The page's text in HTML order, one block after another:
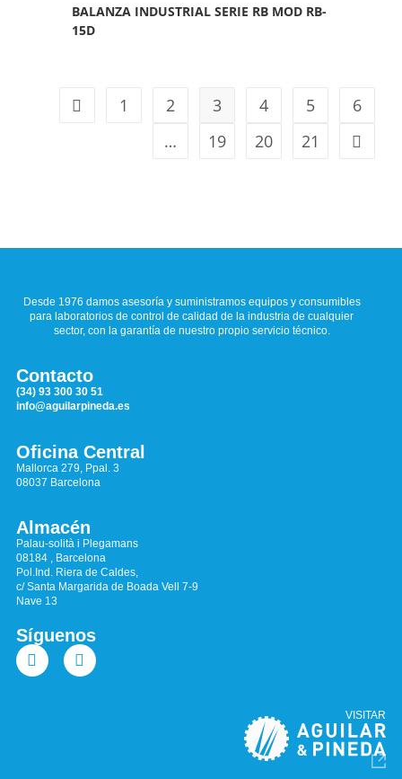
BALANZA INDUSTRIAL SERIE RB MOD RB-
15D
1 2 3 4 5
6
…
19 20 21
Desde 1976 damos asesoría y suministramos equipos y consumibles
para laboratorios de control de calidad de la industria de cualquier
sector, con la garantía de nuestro propio servicio técnico.
Contacto
(34) 93 300 30 51
info@aguilarpineda.es
Oficina Central
Mallorca 279, Ppal. 3
08037 Barcelona
Almacén
Palau-solità i Plegamans
08184 , Barcelona
Pol.Ind. Riera de Caldes,
c/ Santa Margarida de Boada Vell 7-9
Nave 13
Síguenos
VISITAR